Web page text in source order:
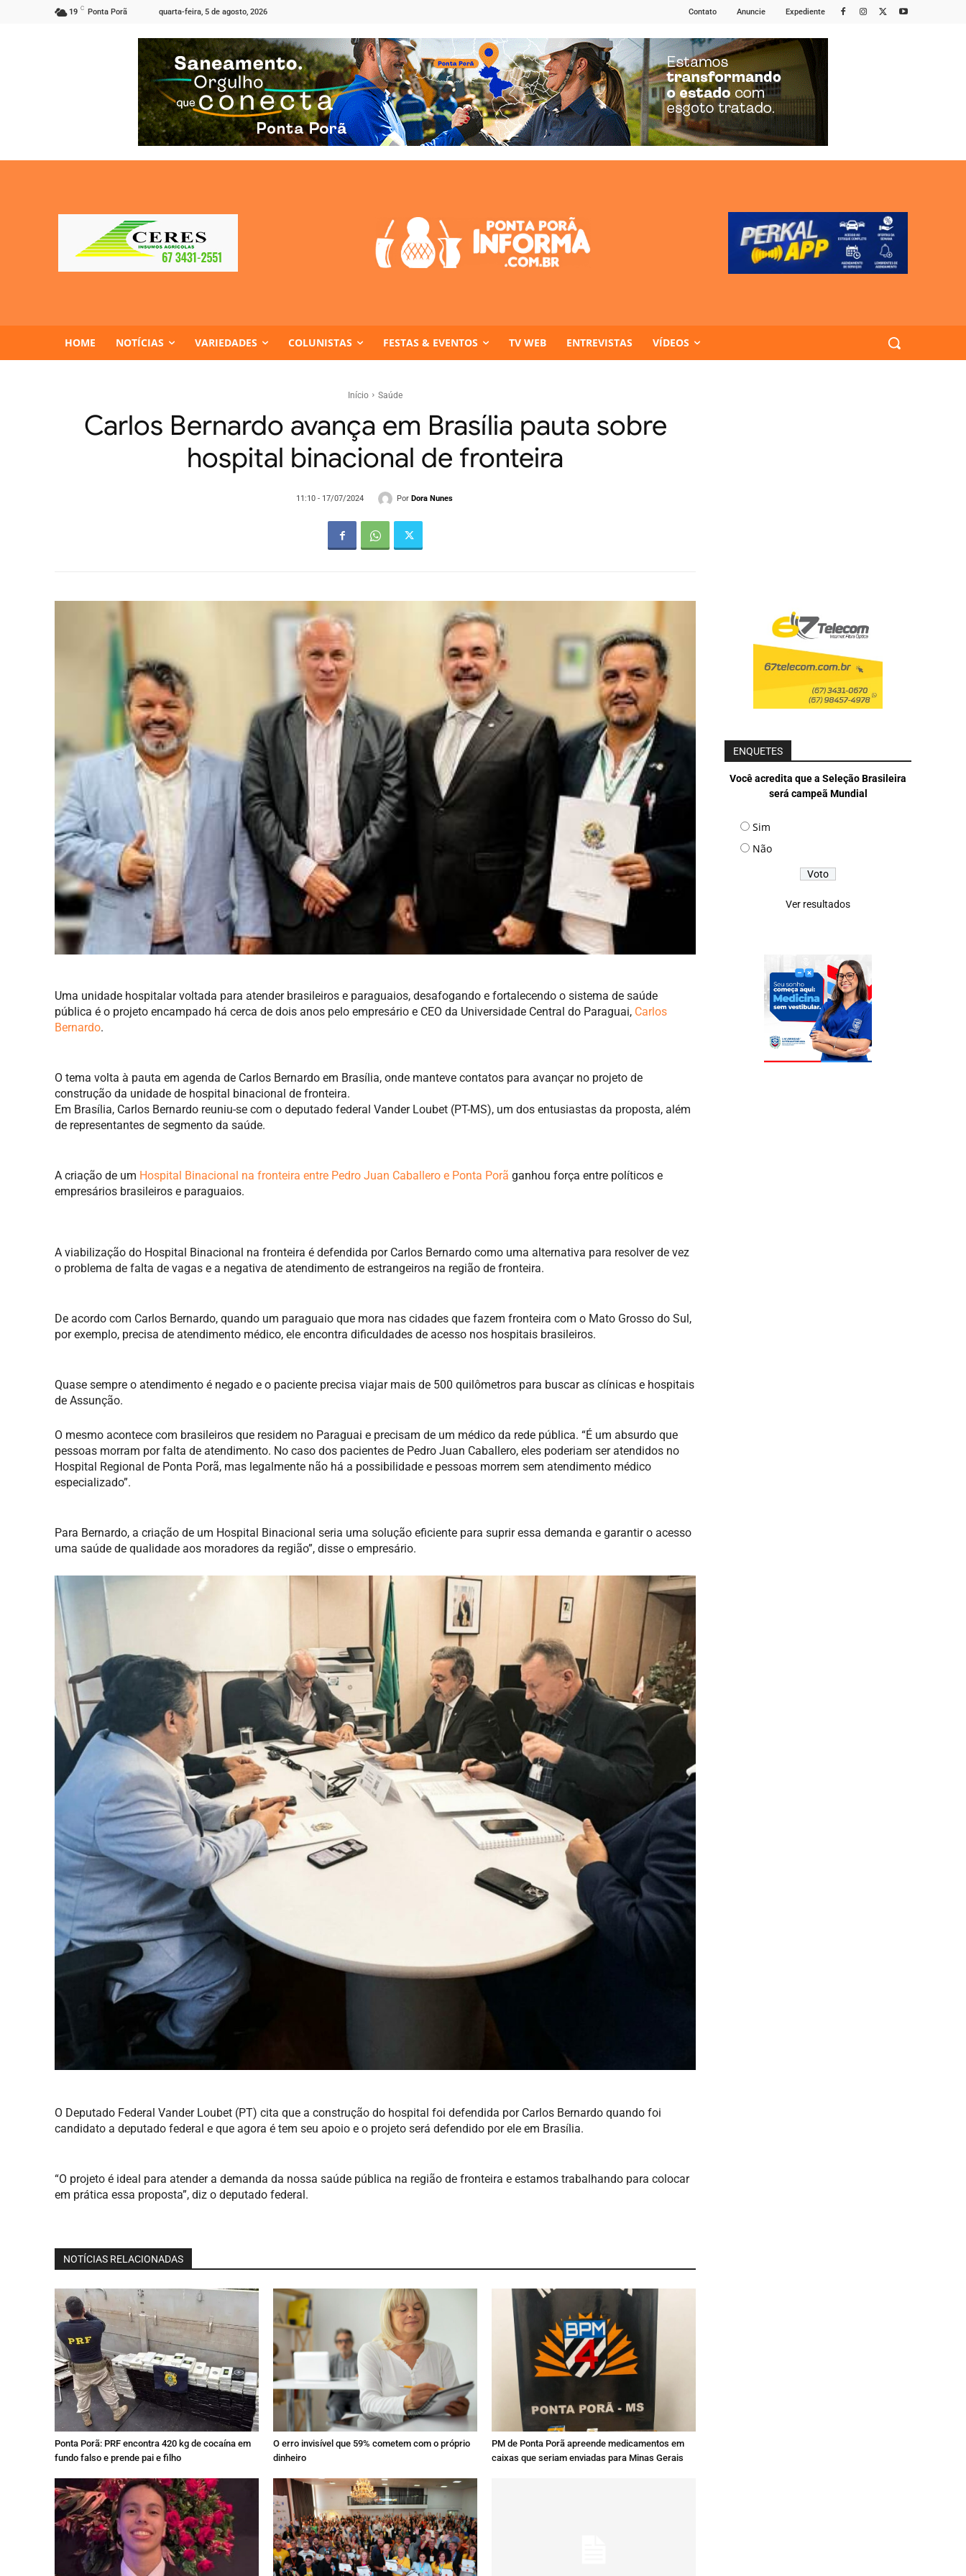
19 C Ponta Porã quarta-feira, 5 de agosto, 2026 Contato Anuncie Expediente
HOME NOTÍCIAS VARIEDADES COLUNISTAS FESTAS & EVENTOS TV WEB ENTREVISTAS VÍDEOS
Início Saúde
Carlos Bernardo avança em Brasília pauta sobre
hospital binacional de fronteira
11:10 - 17/07/2024 Por Dora Nunes
Uma unidade hospitalar voltada para atender brasileiros e paraguaios, desafogando e fortalecendo o sistema de saúde
pública é o projeto encampado há cerca de dois anos pelo empresário e CEO da Universidade Central do Paraguai, Carlos
Bernardo.
O tema volta à pauta em agenda de Carlos Bernardo em Brasília, onde manteve contatos para avançar no projeto de
construção da unidade de hospital binacional de fronteira.
Em Brasília, Carlos Bernardo reuniu-se com o deputado federal Vander Loubet (PT-MS), um dos entusiastas da proposta, além
de representantes de segmento da saúde.
A criação de um Hospital Binacional na fronteira entre Pedro Juan Caballero e Ponta Porã ganhou força entre políticos e
empresários brasileiros e paraguaios.
A viabilização do Hospital Binacional na fronteira é defendida por Carlos Bernardo como uma alternativa para resolver de vez
o problema de falta de vagas e a negativa de atendimento de estrangeiros na região de fronteira.
De acordo com Carlos Bernardo, quando um paraguaio que mora nas cidades que fazem fronteira com o Mato Grosso do Sul,
por exemplo, precisa de atendimento médico, ele encontra dificuldades de acesso nos hospitais brasileiros.
Quase sempre o atendimento é negado e o paciente precisa viajar mais de 500 quilômetros para buscar as clínicas e hospitais
de Assunção.
O mesmo acontece com brasileiros que residem no Paraguai e precisam de um médico da rede pública. “É um absurdo que
pessoas morram por falta de atendimento. No caso dos pacientes de Pedro Juan Caballero, eles poderiam ser atendidos no
Hospital Regional de Ponta Porã, mas legalmente não há a possibilidade e pessoas morrem sem atendimento médico
especializado”.
Para Bernardo, a criação de um Hospital Binacional seria uma solução eficiente para suprir essa demanda e garantir o acesso
uma saúde de qualidade aos moradores da região”, disse o empresário.
O Deputado Federal Vander Loubet (PT) cita que a construção do hospital foi defendida por Carlos Bernardo quando foi
candidato a deputado federal e que agora é tem seu apoio e o projeto será defendido por ele em Brasília.
“O projeto é ideal para atender a demanda da nossa saúde pública na região de fronteira e estamos trabalhando para colocar
em prática essa proposta”, diz o deputado federal.
NOTÍCIAS RELACIONADAS
Ponta Porã: PRF encontra 420 kg de cocaína em
fundo falso e prende pai e filho
O erro invisível que 59% cometem com o próprio
dinheiro
PM de Ponta Porã apreende medicamentos em
caixas que seriam enviadas para Minas Gerais
ENQUETES
Você acredita que a Seleção Brasileira
será campeã Mundial
Sim
Não
Ver resultados